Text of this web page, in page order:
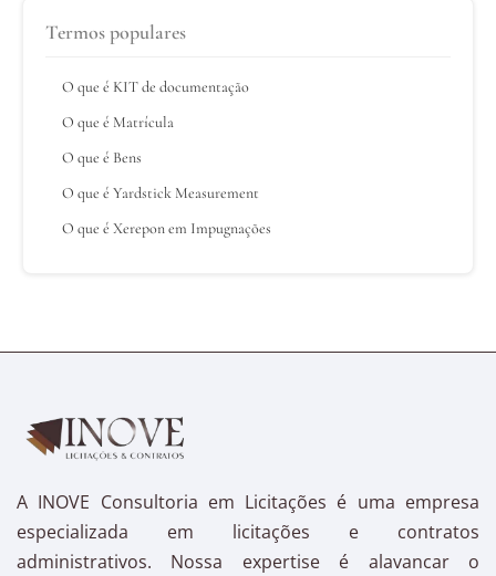
Termos populares
O que é KIT de documentação
O que é Matrícula
O que é Bens
O que é Yardstick Measurement
O que é Xerepon em Impugnações
A INOVE Consultoria em Licitações é uma empresa
especializada em licitações e contratos
administrativos. Nossa expertise é alavancar o